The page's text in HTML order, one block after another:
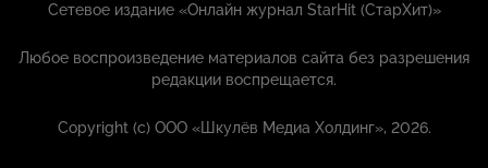
Сетевое издание «Онлайн журнал StarHit (СтарХит)»
Любое воспроизведение материалов сайта без разрешения
редакции воспрещается.
Copyright (с) ООО «Шкулёв Медиа Холдинг», 2026.